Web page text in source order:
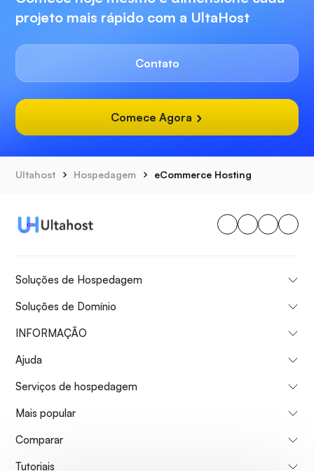
projeto mais rápido com a UltaHost
Contato
Comece Agora
Ultahost Hospedagem eCommerce Hosting
Soluções de Hospedagem
Soluções de Domínio
INFORMAÇÃO
Ajuda
Serviços de hospedagem
Mais popular
Comparar
Tutoriais